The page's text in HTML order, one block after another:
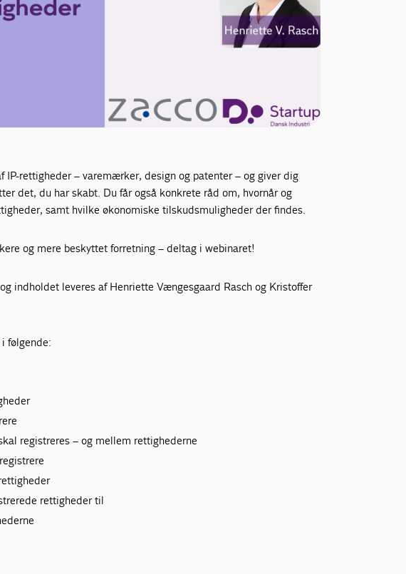
IP-rettigheder – varemærker, design og patenter – og giver dig
det, du har skabt. Du får også konkrete råd om, hvornår og
samt hvilke økonomiske tilskudsmuligheder der findes.
og mere beskyttet forretning – deltag i webinaret!
indholdet leveres af Henriette Vængesgaard Rasch og Kristoffer
følgende:
registreres – og mellem rettighederne
rettigheder til